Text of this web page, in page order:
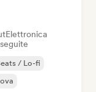
Elettronica
/ Lo-fi